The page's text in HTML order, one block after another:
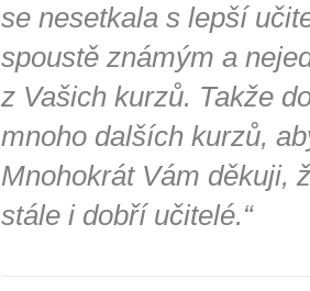
se nesetkala s lepší
spoustě známým a
z Vašich kurzů. Takže
mnoho dalších kurzů,
Mnohokrát Vám děkuji,
stále i dobří učitelé.“